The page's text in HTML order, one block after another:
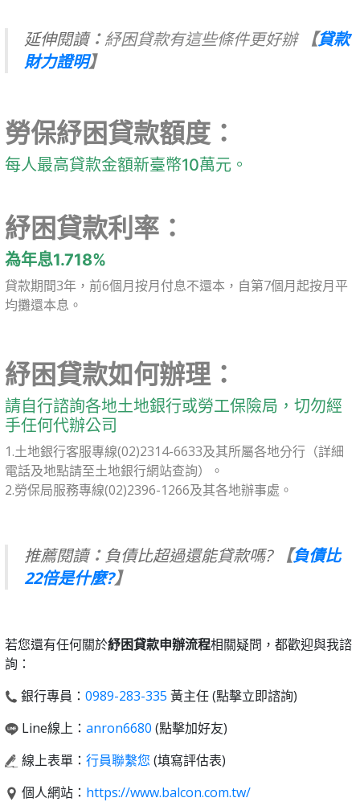
延伸閱讀：紓困貸款有這些條件更好辦 【貸款
財力證明】
勞保紓困貸款額度：
每人最高貸款金額新臺幣10萬元。
紓困貸款利率：
為年息1.718%
貸款期間3年，前6個月按月付息不還本，自第7個月起按月平
均攤還本息。
紓困貸款如何辦理：
請自行諮詢各地土地銀行或勞工保險局，切勿經
手任何代辦公司
1.土地銀行客服專線(02)2314-6633及其所屬各地分行（詳細
電話及地點請至土地銀行網站查詢）。
2.勞保局服務專線(02)2396-1266及其各地辦事處。
推薦閱讀： 負債比超過還能貸款嗎? 【負債比
22倍是什麼?】
若您還有任何關於紓困貸款申辦流程相關疑問，都歡迎與我諮
詢：
銀行專員：0989-283-335 黃主任 (點擊立即諮詢)
Line線上：anron6680 (點擊加好友)
線上表單：行員聯繫您 (填寫評估表)
個人網站： https://www.balcon.com.tw/